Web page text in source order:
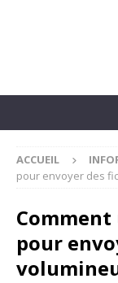
ACCUEIL
pour envoyer des
pour